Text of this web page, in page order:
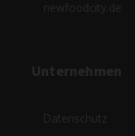
newfoodcity.de
Unternehmen
Datenschutz